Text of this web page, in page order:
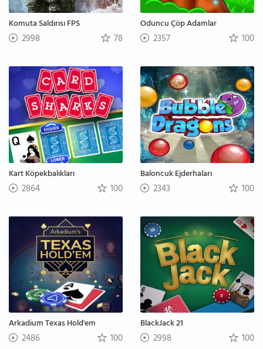
Komuta Saldırısı FPS
2998 78
Oduncu Çöp Adamlar
2357 100
Kart Köpekbalıkları
2864 100
Baloncuk Ejderhaları
2343 100
Arkadium Texas Hold'em
2486 100
BlackJack 21
2998 100